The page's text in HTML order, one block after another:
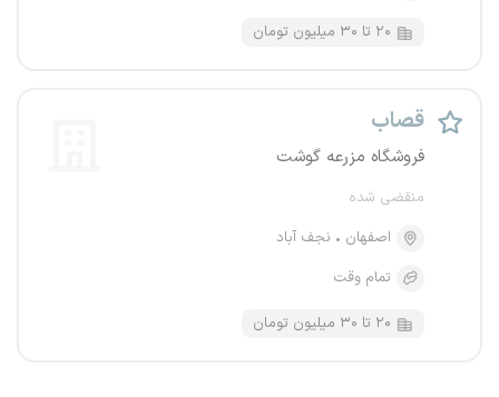
۲۰ تا ۳۰ میلیون تومان
قصاب
فروشگاه مزرعه گوشت
منقضی شده
اصفهان
نجف آباد
تمام وقت
۲۰ تا ۳۰ میلیون تومان